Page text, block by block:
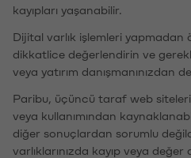
kayıpları yaşanabilir.
Dijital varlık işlemleri
dikkatlice değerlendirin ve
veya yatırım danışmanınızdan
Paribu, üçüncü taraf web
veya kullanımından
diğer sonuçlardan sorumlu
varlıklarınızda kayıp veya